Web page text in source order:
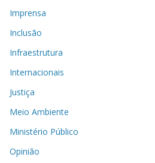
Imprensa
Inclusão
Infraestrutura
Internacionais
Justiça
Meio Ambiente
Ministério Público
Opinião